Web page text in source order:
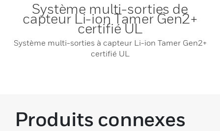
Système multi-sorties de
capteur Li-ion Tamer Gen2+
certifié UL
Système multi-sorties à capteur Li-ion Tamer Gen2+
certifié UL
Produits connexes